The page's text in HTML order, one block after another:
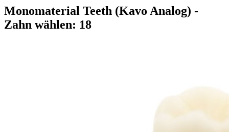
Monomaterial Teeth (Kavo Analog) -
Zahn wählen: 18